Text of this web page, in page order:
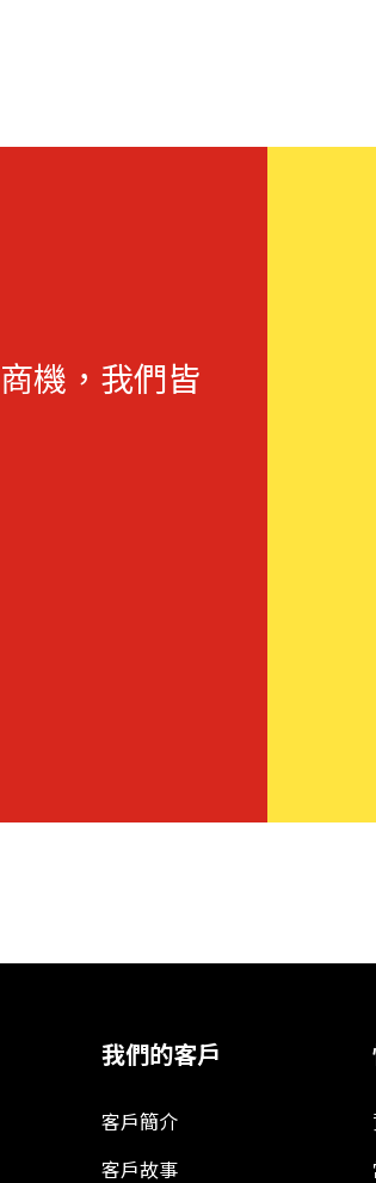
機，我們皆
我們的客戶
客戶簡介
客戶故事